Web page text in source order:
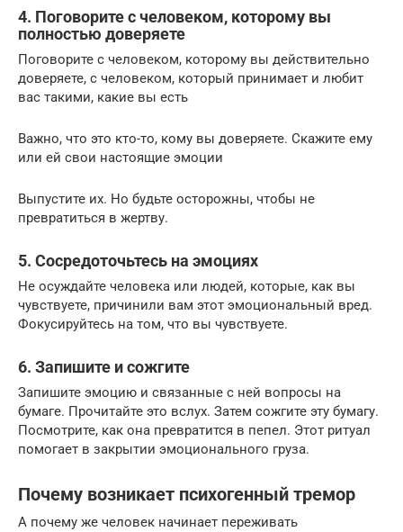
4. Поговорите с человеком, которому вы
полностью доверяете
Поговорите с человеком, которому вы действительно
доверяете, с человеком, который принимает и любит
вас такими, какие вы есть
Важно, что это кто-то, кому вы доверяете. Скажите ему
или ей свои настоящие эмоции
Выпустите их. Но будьте осторожны, чтобы не
превратиться в жертву.
5. Сосредоточьтесь на эмоциях
Не осуждайте человека или людей, которые, как вы
чувствуете, причинили вам этот эмоциональный вред.
Фокусируйтесь на том, что вы чувствуете.
6. Запишите и сожгите
Запишите эмоцию и связанные с ней вопросы на
бумаге. Прочитайте это вслух. Затем сожгите эту бумагу.
Посмотрите, как она превратится в пепел. Этот ритуал
помогает в закрытии эмоционального груза.
Почему возникает психогенный тремор
А почему же человек начинает переживать